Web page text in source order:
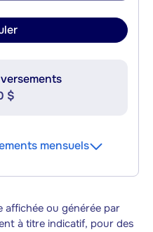
$
mensuels
affichée ou générée par
à titre indicatif, pour des